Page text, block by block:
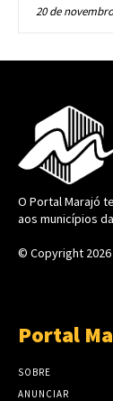
20 de
O Portal Marajó
aos municípios
© Copyright 2026
Portal
SOBRE
ANUNCIAR